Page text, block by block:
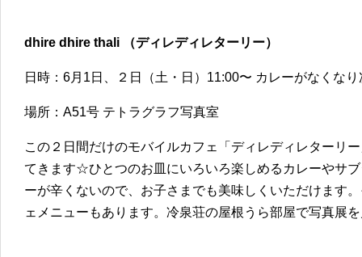
dhire dhire thali （ディレディレターリー）
日時：6月1日、２日（土・日）11:00〜 カレーがなくなり
場所：A51号 テトラグラフ写真室
この２日間だけのモバイルカフェ「ディレディレターリ
てきます☆ひとつのお皿にいろいろ楽しめるカレーやサ
ーが辛くないので、お子さまでも美味しくいただけます
ェメニューもあります。冷泉荘の屋根うら部屋で写真展